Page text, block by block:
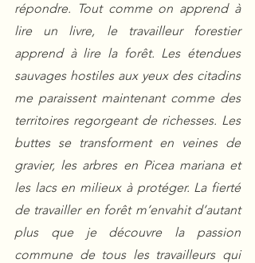
répondre. Tout comme on apprend à
lire un livre, le travailleur forestier
apprend à lire la forêt. Les étendues
sauvages hostiles aux yeux des citadins
me paraissent maintenant comme des
territoires regorgeant de richesses. Les
buttes se transforment en veines de
gravier, les arbres en Picea mariana et
les lacs en milieux à protéger. La fierté
de travailler en forêt m’envahit d’autant
plus que je découvre la passion
commune de tous les travailleurs qui